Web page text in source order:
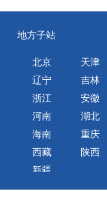
地方子站
北京 天津
辽宁
吉林
浙江
安徽
河南
湖北
海南
重庆
西藏
陕西
新疆